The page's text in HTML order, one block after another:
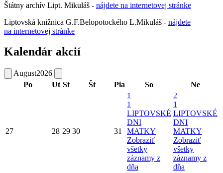
Štátny archív Lipt. Mikuláš - nájdete na internetovej stránke
Liptovská knižnica G.F.Belopotockého L.Mikuláš - nájdete
na internetovej stránke
Kalendár akcií
August2026
Po
Ut St Št Pia So Ne
27 28 29 30 31
1
1
LIPTOVSKÉ
DNI
MATKY
Zobraziť
všetky
záznamy z
dňa
2
1
LIPTOVSKÉ
DNI
MATKY
Zobraziť
všetky
záznamy z
dňa